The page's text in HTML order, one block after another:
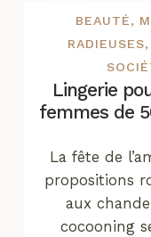
BEAUTÉ,
RADIEUSES,
Lingerie
femmes de
La fête de
propositions
aux
cocooning